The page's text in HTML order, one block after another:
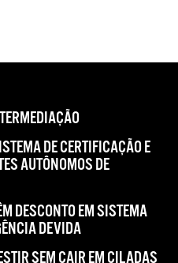
DE CERTIFICAÇÃO E
AUTÔNOMOS DE
DESCONTO EM SISTEMA
DEVIDA
SEM CAIR EM CILADAS